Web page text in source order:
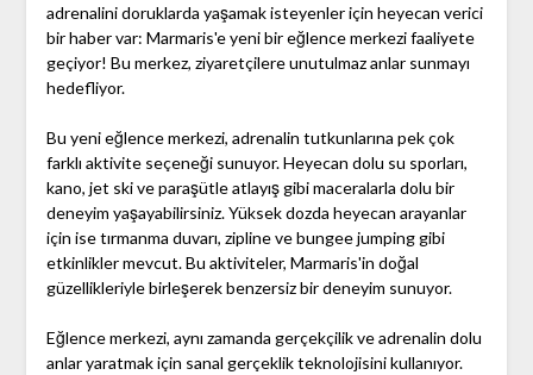
adrenalini doruklarda yaşamak isteyenler için heyecan verici
bir haber var: Marmaris'e yeni bir eğlence merkezi faaliyete
geçiyor! Bu merkez, ziyaretçilere unutulmaz anlar sunmayı
hedefliyor.
Bu yeni eğlence merkezi, adrenalin tutkunlarına pek çok
farklı aktivite seçeneği sunuyor. Heyecan dolu su sporları,
kano, jet ski ve paraşütle atlayış gibi maceralarla dolu bir
deneyim yaşayabilirsiniz. Yüksek dozda heyecan arayanlar
için ise tırmanma duvarı, zipline ve bungee jumping gibi
etkinlikler mevcut. Bu aktiviteler, Marmaris'in doğal
güzellikleriyle birleşerek benzersiz bir deneyim sunuyor.
Eğlence merkezi, aynı zamanda gerçekçilik ve adrenalin dolu
anlar yaratmak için sanal gerçeklik teknolojisini kullanıyor.